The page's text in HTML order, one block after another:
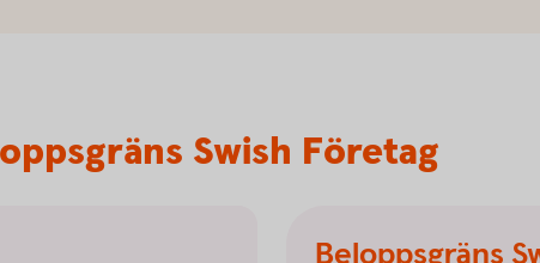
Swish Företag
Beloppsgräns